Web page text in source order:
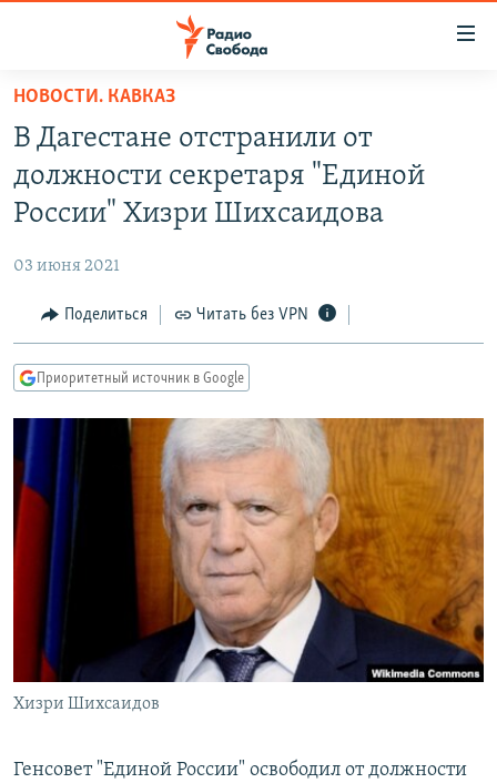
упрощенного
доступа
основному
Вернутся
Вернутся
поиску
ПОДКАСТЫ
АВТОРСКИЕ ПРОЕКТЫ
МНЕНИЯ
КУЛЬТУРА
КАВКАЗ.РЕАЛИИ
СЕВЕР.РЕАЛИИ
СИБИРЬ.РЕАЛИИ
РАСПИСАНИЕ ВЕЩАНИЯ
ПОДПИШИТЕСЬ НА РАССЫЛКУ
Все сайты РСЕ/РС
НОВОСТИ. КАВКАЗ
В Дагестане отстранили от
должности секретаря "Единой
России" Хизри Шихсаидова
03 июня 2021
Поделиться Читать без VPN
Приоритетный источник в Google
Хизри Шихсаидов
Генсовет "Единой России" освободил от должности